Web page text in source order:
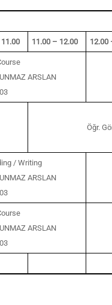
11.00 – 12.00 12.00
ARSLAN
Öğr.
/ Writing
ARSLAN
ARSLAN